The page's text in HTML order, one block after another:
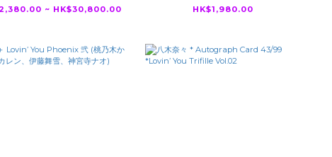
~ HK$30,800.00 HK$1,980.00